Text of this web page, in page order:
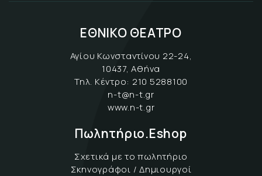
ΕΘΝΙΚΟ ΘΕΑΤΡΟ
Αγίου Κωνσταντίνου 22-24,
10437, Αθήνα
Τηλ. Κέντρο: 210 5288100
n-t@n-t.gr
www.n-t.gr
Πωλητήριο.Eshop
Σχετικά με το πωλητήριο
Σκηνογράφοι / Δημιουργοί